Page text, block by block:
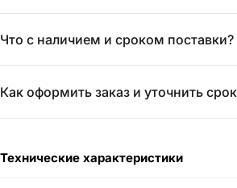
Что с наличием и сроком поставки?
Как оформить заказ и уточнить
Технические характеристики